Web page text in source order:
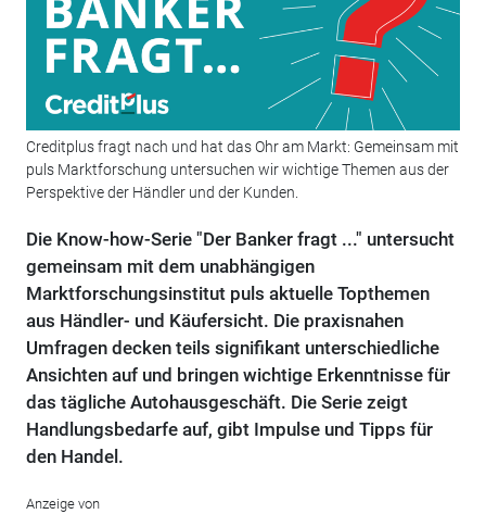
Creditplus fragt nach und hat das Ohr am Markt: Gemeinsam mit
puls Marktforschung untersuchen wir wichtige Themen aus der
Perspektive der Händler und der Kunden.
Die Know-how-Serie "Der Banker fragt ..." untersucht
gemeinsam mit dem unabhängigen
Marktforschungsinstitut puls aktuelle Topthemen
aus Händler- und Käufersicht. Die praxisnahen
Umfragen decken teils signifikant unterschiedliche
Ansichten auf und bringen wichtige Erkenntnisse für
das tägliche Autohausgeschäft. Die Serie zeigt
Handlungsbedarfe auf, gibt Impulse und Tipps für
den Handel.
Anzeige von